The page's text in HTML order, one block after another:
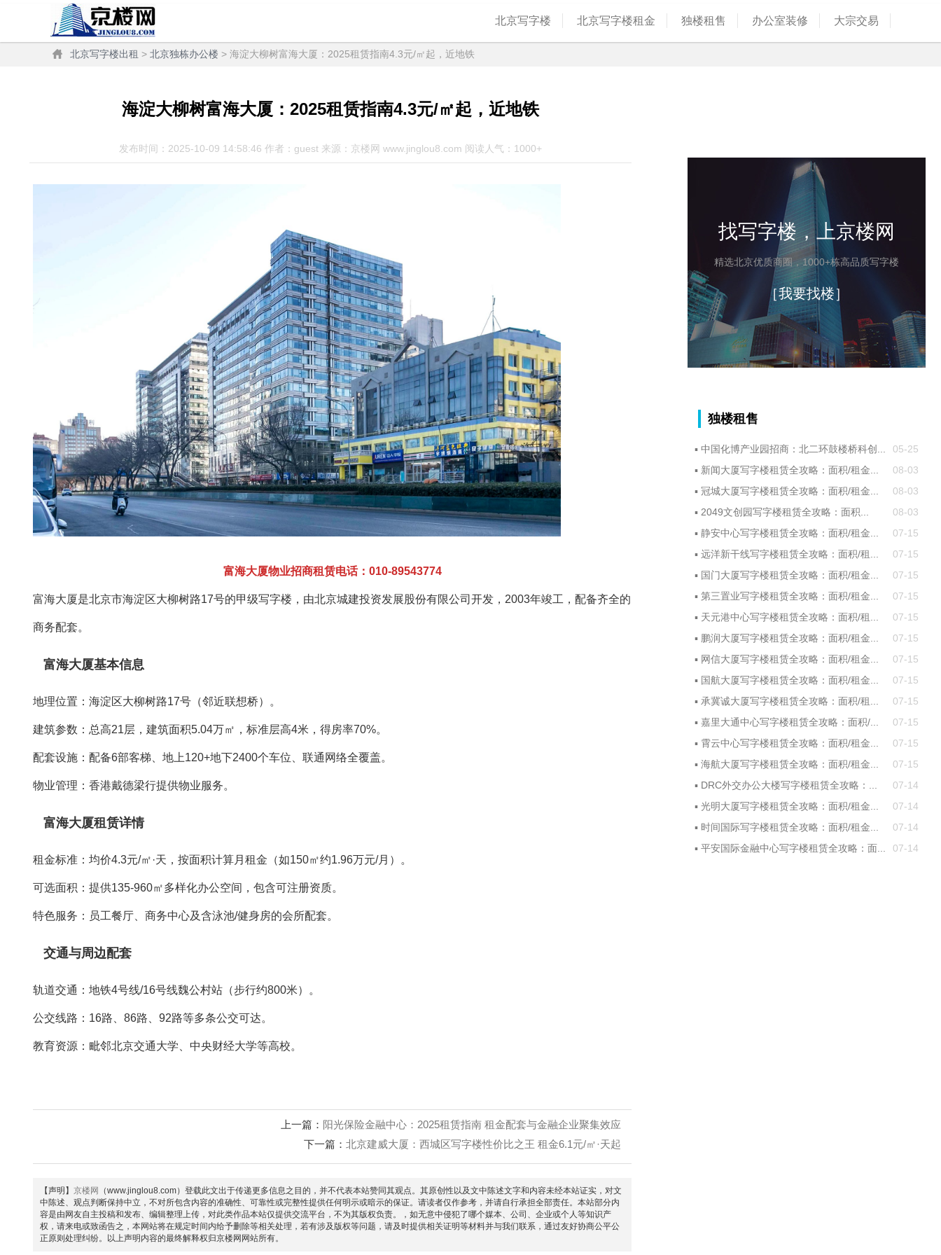
北京写字楼 北京写字楼租金 独楼租售 办公室装修 大宗交易
北京写字楼出租 > 北京独栋办公楼 > 海淀大柳树富海大厦：2025租赁指南4.3元/㎡起，近地铁
找写字楼，上京楼网
精选北京优质商圈，1000+栋高品质写字楼
［我要找楼］
独楼租售
▪ 中国化博产业园招商：北二环鼓楼桥科创...
05-25
▪ 新闻大厦写字楼租赁全攻略：面积/租金...
08-03
▪ 冠城大厦写字楼租赁全攻略：面积/租金...
08-03
▪ 2049文创园写字楼租赁全攻略：面积...
08-03
▪ 静安中心写字楼租赁全攻略：面积/租金...
07-15
▪ 远洋新干线写字楼租赁全攻略：面积/租...
07-15
▪ 国门大厦写字楼租赁全攻略：面积/租金...
07-15
▪ 第三置业写字楼租赁全攻略：面积/租金...
07-15
▪ 天元港中心写字楼租赁全攻略：面积/租...
07-15
▪ 鹏润大厦写字楼租赁全攻略：面积/租金...
07-15
▪ 网信大厦写字楼租赁全攻略：面积/租金...
07-15
▪ 国航大厦写字楼租赁全攻略：面积/租金...
07-15
▪ 承冀诚大厦写字楼租赁全攻略：面积/租...
07-15
▪ 嘉里大通中心写字楼租赁全攻略：面积/...
07-15
▪ 霄云中心写字楼租赁全攻略：面积/租金...
07-15
▪ 海航大厦写字楼租赁全攻略：面积/租金...
07-15
▪ DRC外交办公大楼写字楼租赁全攻略：...
07-14
▪ 光明大厦写字楼租赁全攻略：面积/租金...
07-14
▪ 时间国际写字楼租赁全攻略：面积/租金...
07-14
▪ 平安国际金融中心写字楼租赁全攻略：面... 07-14
海淀大柳树富海大厦：2025租赁指南4.3元/㎡起，近地铁
发布时间：2025-10-09 14:58:46 作者：guest 来源：京楼网 www.jinglou8.com 阅读人气：1000+
富海大厦物业招商租赁电话：010-89543774
富海大厦是北京市海淀区大柳树路17号的甲级写字楼，由北京城建投资发展股份有限公司开发，2003年竣工，配备齐全的
商务配套。
富海大厦基本信息
‌地理位置‌：海淀区大柳树路17号（邻近联想桥）。‌‌
‌建筑参数‌：总高21层，建筑面积5.04万㎡，标准层高4米，得房率70%。‌‌
‌配套设施‌：配备6部客梯、地上120+地下2400个车位、联通网络全覆盖。‌‌
‌物业管理‌：香港戴德梁行提供物业服务。‌‌
富海大厦租赁详情
‌租金标准‌：均价4.3元/㎡·天，按面积计算月租金（如150㎡约1.96万元/月）。‌‌
‌可选面积‌：提供135-960㎡多样化办公空间，包含可注册资质。‌‌
‌特色服务‌：员工餐厅、商务中心及含泳池/健身房的会所配套。‌‌
交通与周边配套
‌轨道交通‌：地铁4号线/16号线魏公村站（步行约800米）。‌‌
‌公交线路‌：16路、86路、92路等多条公交可达。‌‌
‌教育资源‌：毗邻北京交通大学、中央财经大学等高校。‌‌
上一篇： 阳光保险金融中心：2025租赁指南 租金配套与金融企业聚集效应
下一篇： 北京建威大厦：西城区写字楼性价比之王 租金6.1元/㎡·天起
【声明】 京楼网
（www.jinglou8.com）登载此文出于传递更多信息之目的，并不代表本站赞同其观点。其原创性以及文中陈述文字和内容未经本站证实，对文
中陈述、观点判断保持中立，不对所包含内容的准确性、可靠性或完整性提供任何明示或暗示的保证。请读者仅作参考，并请自行承担全部责任。本站部分内
容是由网友自主投稿和发布、编辑整理上传，对此类作品本站仅提供交流平台，不为其版权负责。，如无意中侵犯了哪个媒本、公司、企业或个人等知识产
权，请来电或致函告之，本网站将在规定时间内给予删除等相关处理，若有涉及版权等问题，请及时提供相关证明等材料并与我们联系，通过友好协商公平公
正原则处理纠纷。以上声明内容的最终解释权归京楼网网站所有。